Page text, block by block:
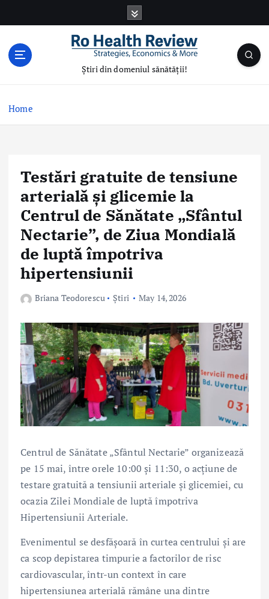
Știri din domeniul sănătății!
Home
Testări gratuite de tensiune
arterială și glicemie la
Centrul de Sănătate „Sfântul
Nectarie”, de Ziua Mondială
de luptă împotriva
hipertensiunii
Briana Teodorescu Știri May 14, 2026
Centrul de Sănătate „Sfântul Nectarie” organizează
pe 15 mai, între orele 10:00 și 11:30, o acțiune de
testare gratuită a tensiunii arteriale și glicemiei, cu
ocazia Zilei Mondiale de luptă împotriva
Hipertensiunii Arteriale.
Evenimentul se desfășoară în curtea centrului și are
ca scop depistarea timpurie a factorilor de risc
cardiovascular, într-un context în care
hipertensiunea arterială rămâne una dintre